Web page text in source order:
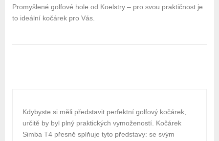
Promyšlené golfové hole od Koelstry – pro svou praktičnost je
to ideální kočárek pro Vás.
Kdybyste si měli představit perfektní golfový kočárek,
určitě by byl plný praktických vymožeností. Kočárek
Simba T4 přesně splňuje tyto představy: se svým